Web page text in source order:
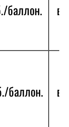
баллон. в
баллон. в